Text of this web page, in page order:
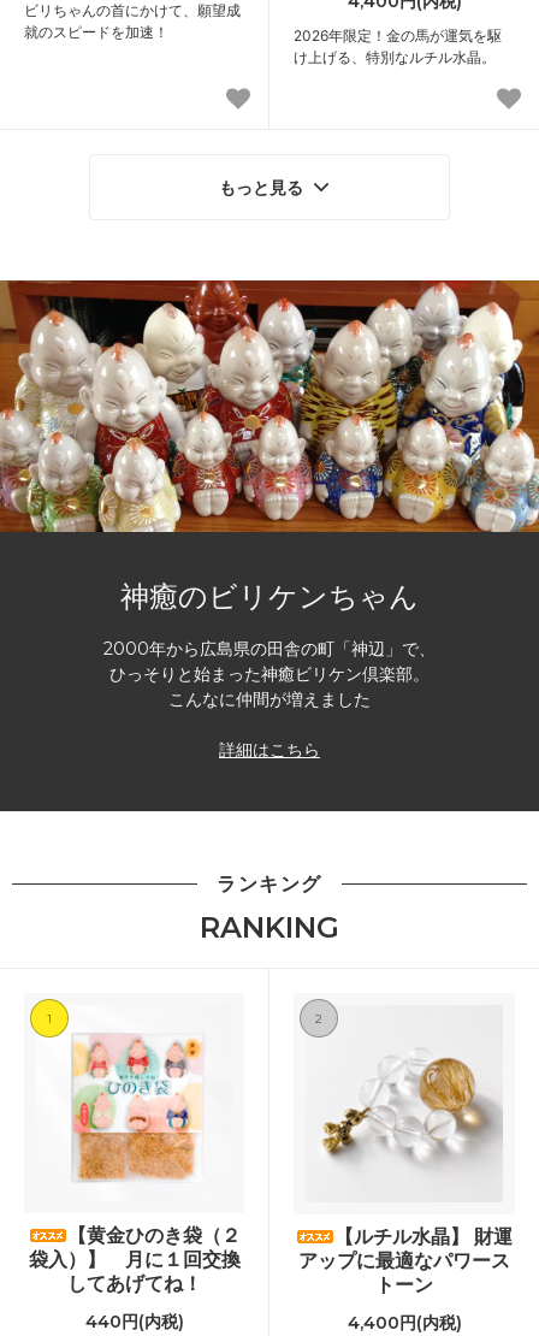
ビリちゃんの首にかけて、願望成
就のスピードを加速！
2026年限定！金の馬が運気を駆
け上げる、特別なルチル水晶。
もっと見る
神癒のビリケンちゃん
2000年から広島県の田舎の町「神辺」で、
ひっそりと始まった神癒ビリケン倶楽部。
こんなに仲間が増えました
詳細はこちら
ランキング
RANKING
1
【黄金ひのき袋（２
袋入）】 月に１回交換
してあげてね！
440円(内税)
2
【ルチル水晶】 財運
アップに最適なパワース
トーン
4,400円(内税)